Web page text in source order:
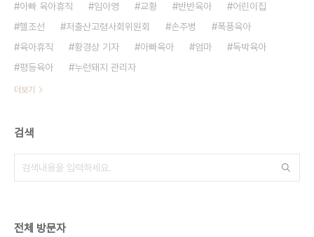
아빠 육아휴직
임아영 교황 반반육아
어린이집
헬조선
저출산고령사회위원회 손주병
폭풍육아
육아휴직
황경상 기자 아빠육아 엄마
독박육아
평등육아
누런돼지 관리자
더보기
검색
전체 방문자